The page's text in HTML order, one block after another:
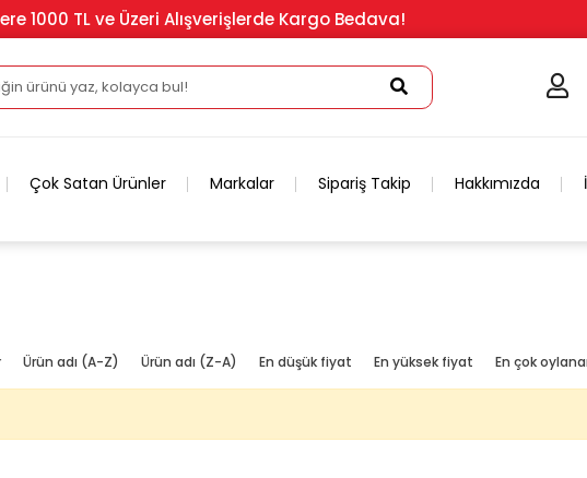
1000 TL ve Üzeri Alışverişlerde Kargo Bedava!
Çok Satan Ürünler Markalar Sipariş Takip Hakkımızda
Ürün adı (A-Z) Ürün adı (Z-A) En düşük fiyat En yüksek fiyat En çok